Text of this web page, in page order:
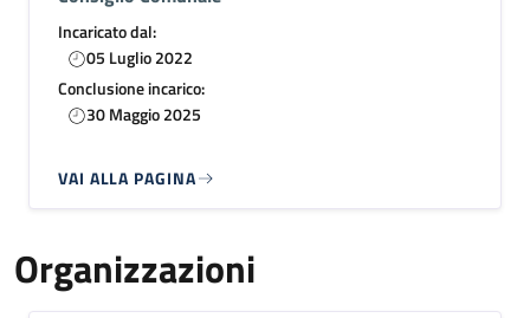
Incaricato dal:
05 Luglio 2022
Conclusione incarico:
30 Maggio 2025
VAI ALLA PAGINA
Organizzazioni